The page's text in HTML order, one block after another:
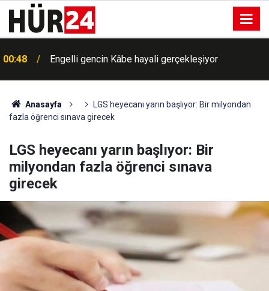
00:40
Bugün hava nasıl olacak?
Anasayfa
LGS heyecanı yarın başlıyor: Bir milyondan
fazla öğrenci sınava girecek
LGS heyecanı yarın başlıyor: Bir
milyondan fazla öğrenci sınava
girecek